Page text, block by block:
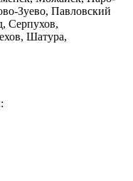
Зуево, Павловский
Серпухов,
Шатура,